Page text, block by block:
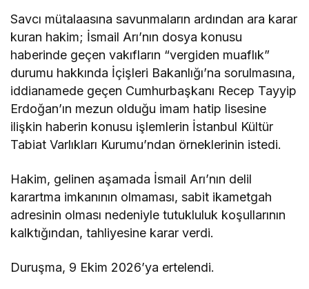
Savcı mütalaasına savunmaların ardından ara karar
kuran hakim; İsmail Arı’nın dosya konusu
haberinde geçen vakıfların “vergiden muaflık”
durumu hakkında İçişleri Bakanlığı’na sorulmasına,
iddianamede geçen Cumhurbaşkanı Recep Tayyip
Erdoğan’ın mezun olduğu imam hatip lisesine
ilişkin haberin konusu işlemlerin İstanbul Kültür
Tabiat Varlıkları Kurumu’ndan örneklerinin istedi.
Hakim, gelinen aşamada İsmail Arı’nın delil
karartma imkanının olmaması, sabit ikametgah
adresinin olması nedeniyle tutukluluk koşullarının
kalktığından, tahliyesine karar verdi.
Duruşma, 9 Ekim 2026’ya ertelendi.